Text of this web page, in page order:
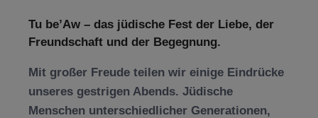
Tu be’Aw – das jüdische Fest der Liebe, der
Freundschaft und der Begegnung.
Mit großer Freude teilen wir einige Eindrücke
unseres gestrigen Abends. Jüdische
Menschen unterschiedlicher Generationen,